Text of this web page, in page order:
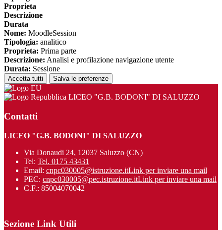
Proprieta
Descrizione
Durata
Nome: MoodleSession
Tipologia: analitico
Proprieta: Prima parte
Descrizione: Analisi e profilazione navigazione utente
Durata: Sessione
Accetta tutti Salva le preferenze
LICEO "G.B. BODONI" DI SALUZZO
Contatti
LICEO "G.B. BODONI" DI SALUZZO
Via Donaudi 24, 12037 Saluzzo (CN)
Tel: Tel. 0175 43431
Email: cnpc030005@istruzione.itLink per inviare una mail
PEC: cnpc030005@pec.istruzione.itLink per inviare una mail
C.F.: 85004070042
Sezione Link Utili